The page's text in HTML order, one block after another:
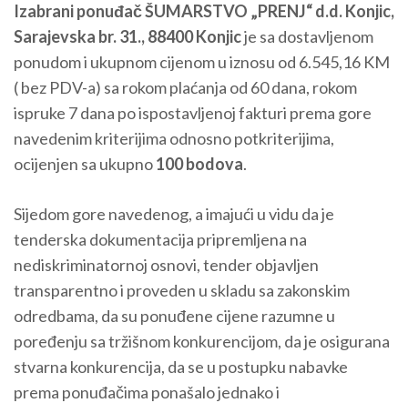
Izabrani ponuđačŠUMARSTVO „PRENJ“ d.d. Konjic,
Sarajevska br. 31., 88400 Konjicje sa dostavljenom
ponudom i ukupnom cijenom u iznosu od 6.545,16 KM
( bez PDV-a) sa rokom plaćanja od 60 dana, rokom
ispruke 7 dana po ispostavljenoj fakturi prema gore
navedenim kriterijima odnosno potkriterijima,
ocijenjen sa ukupno100bodova.
Sijedom gore navedenog, a imajući u vidu da je
tenderska dokumentacija pripremljena na
nediskriminatornoj osnovi, tender objavljen
transparentno i proveden u skladu sa zakonskim
odredbama, da su ponuđene cijene razumne u
poređenju sa tržišnom konkurencijom, da je osigurana
stvarna konkurencija, da se u postupku nabavke
prema ponuđačima ponašalo jednako i